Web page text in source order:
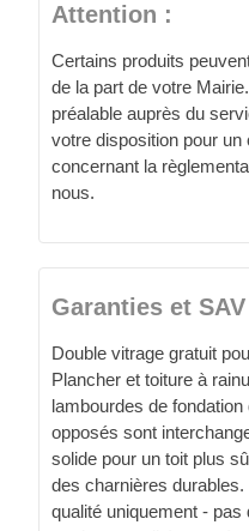
Attention :
Certains produits
de la part de votre
préalable auprès du
votre disposition pour un
concernant la
nous.
Garanties et SAV
Double vitrage gratuit
Plancher et toiture à
lambourdes de
opposés sont
solide pour un toit plus
des charnières
qualité uniquement -